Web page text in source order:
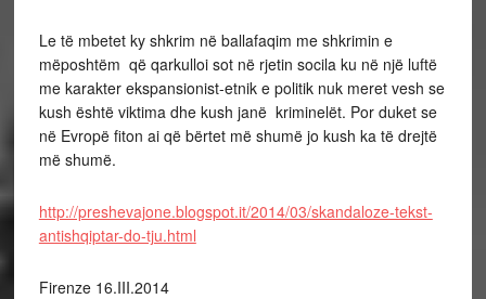
Le të mbetet ky shkrim në ballafaqim me shkrimin e
mëposhtëm që qarkulloi sot në rjetin socila ku në një luftë
me karakter ekspansionist-etnik e politik nuk meret vesh se
kush është viktima dhe kush janë kriminelët. Por duket se
në Evropë fiton ai që bërtet më shumë jo kush ka të drejtë
më shumë.
http://preshevajone.blogspot.it/2014/03/skandaloze-tekst-
antishqiptar-do-tju.html
Firenze 16.III.2014